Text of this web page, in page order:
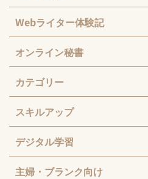
Webライター体験記
オンライン秘書
カテゴリー
スキルアップ
デジタル学習
主婦・ブランク向け